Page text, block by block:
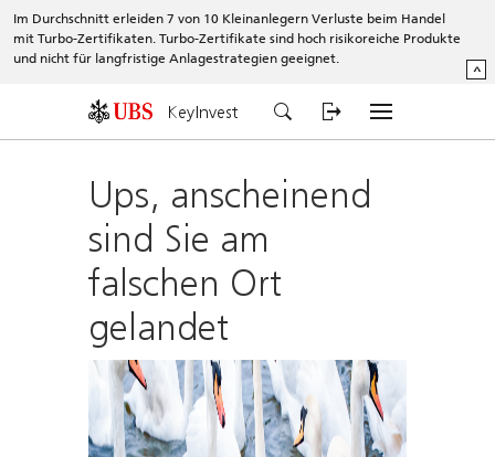
Im Durchschnitt erleiden 7 von 10 Kleinanlegern Verluste beim Handel
mit Turbo-Zertifikaten. Turbo-Zertifikate sind hoch risikoreiche Produkte
und nicht für langfristige Anlagestrategien geeignet.
^
KeyInvest
Ups, anscheinend
sind Sie am
falschen Ort
gelandet